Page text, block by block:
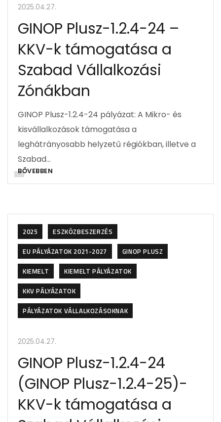
2025.04.27.
GINOP Plusz-1.2.4-24 –
KKV-k támogatása a
Szabad Vállalkozási
Zónákban
GINOP Plusz-1.2.4-24 pályázat: A Mikro- és
kisvállalkozások támogatása a
leghátrányosabb helyzetű régiókban, illetve a
Szabad…
BŐVEBBEN
2025
ESZKÖZBESZERZÉS
EU PÁLYÁZATOK 2021-2027
GINOP PLUSZ
KIEMELT
KIEMELT PÁLYÁZATOK
KKV PÁLYÁZATOK
PÁLYÁZATOK VÁLLALKOZÁSOKNAK
2025.04.27.
GINOP Plusz-1.2.4-24
(GINOP Plusz-1.2.4-25)-
KKV-k támogatása a